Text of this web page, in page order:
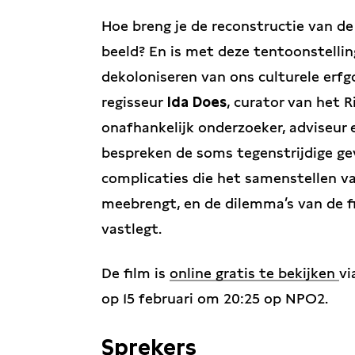
Hoe breng je de reconstructie van
beeld? En is met deze
dekoloniseren van ons culturele
regisseur Ida Does, curator van het
onafhankelijk onderzoeker,
bespreken de soms tegenstrijdige
complicaties die het samenstellen
meebrengt, en de dilemma’s van
vastlegt.
De film is online gratis te bekijken
op 15 februari om 20:25 op NPO2.
Sprekers